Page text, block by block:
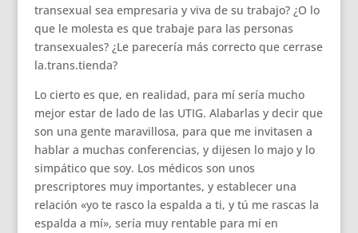
transexual sea empresaria y viva de su trabajo? ¿O lo
que le molesta es que trabaje para las personas
transexuales? ¿Le parecería más correcto que cerrase
la.trans.tienda?
Lo cierto es que, en realidad, para mí sería mucho
mejor estar de lado de las UTIG. Alabarlas y decir que
son una gente maravillosa, para que me invitasen a
hablar a muchas conferencias, y dijesen lo majo y lo
simpático que soy. Los médicos son unos
prescriptores muy importantes, y establecer una
relación «yo te rasco la espalda a ti, y tú me rascas la
espalda a mí», sería muy rentable para mí en